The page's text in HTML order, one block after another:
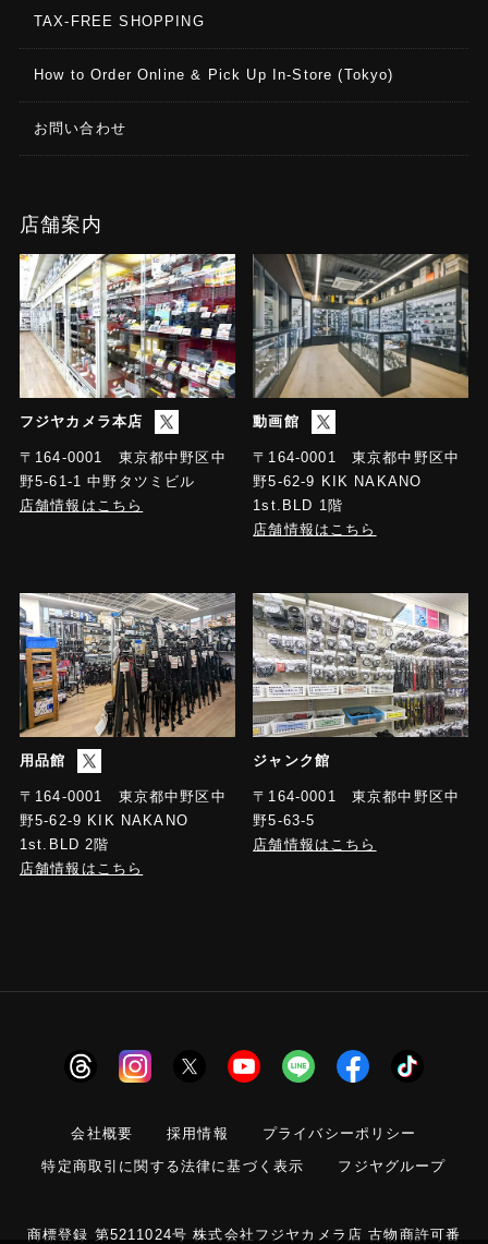
TAX-FREE SHOPPING
How to Order Online & Pick Up In-Store (Tokyo)
お問い合わせ
店舗案内
フジヤカメラ本店
〒164-0001 東京都中野区中
野5-61-1 中野タツミビル
店舗情報はこちら
動画館
〒164-0001 東京都中野区中
野5-62-9 KIK NAKANO
1st.BLD 1階
店舗情報はこちら
用品館
〒164-0001 東京都中野区中
野5-62-9 KIK NAKANO
1st.BLD 2階
店舗情報はこちら
ジャンク館
〒164-0001 東京都中野区中
野5-63-5
店舗情報はこちら
会社概要 採用情報
プライバシーポリシー
特定商取引に関する法律に基づく表示
フジヤグループ
商標登録 第5211024号 株式会社フジヤカメラ店 古物商許可番